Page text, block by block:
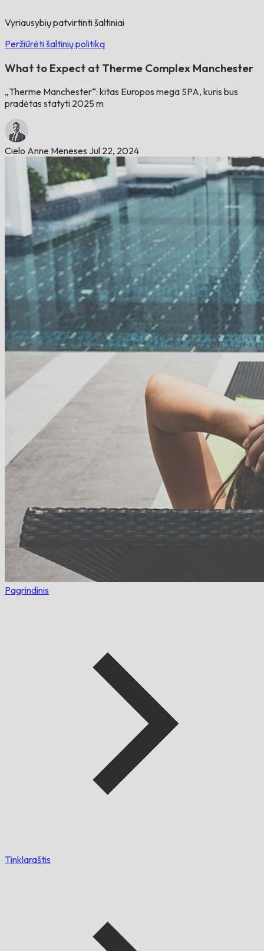
Vyriausybių patvirtinti šaltiniai
Peržiūrėti šaltinių politiką
What to Expect at Therme Complex Manchester
„Therme Manchester“: kitas Europos mega SPA, kuris bus
pradėtas statyti 2025 m
Cielo Anne Meneses Jul 22, 2024
Pagrindinis
Tinklaraštis